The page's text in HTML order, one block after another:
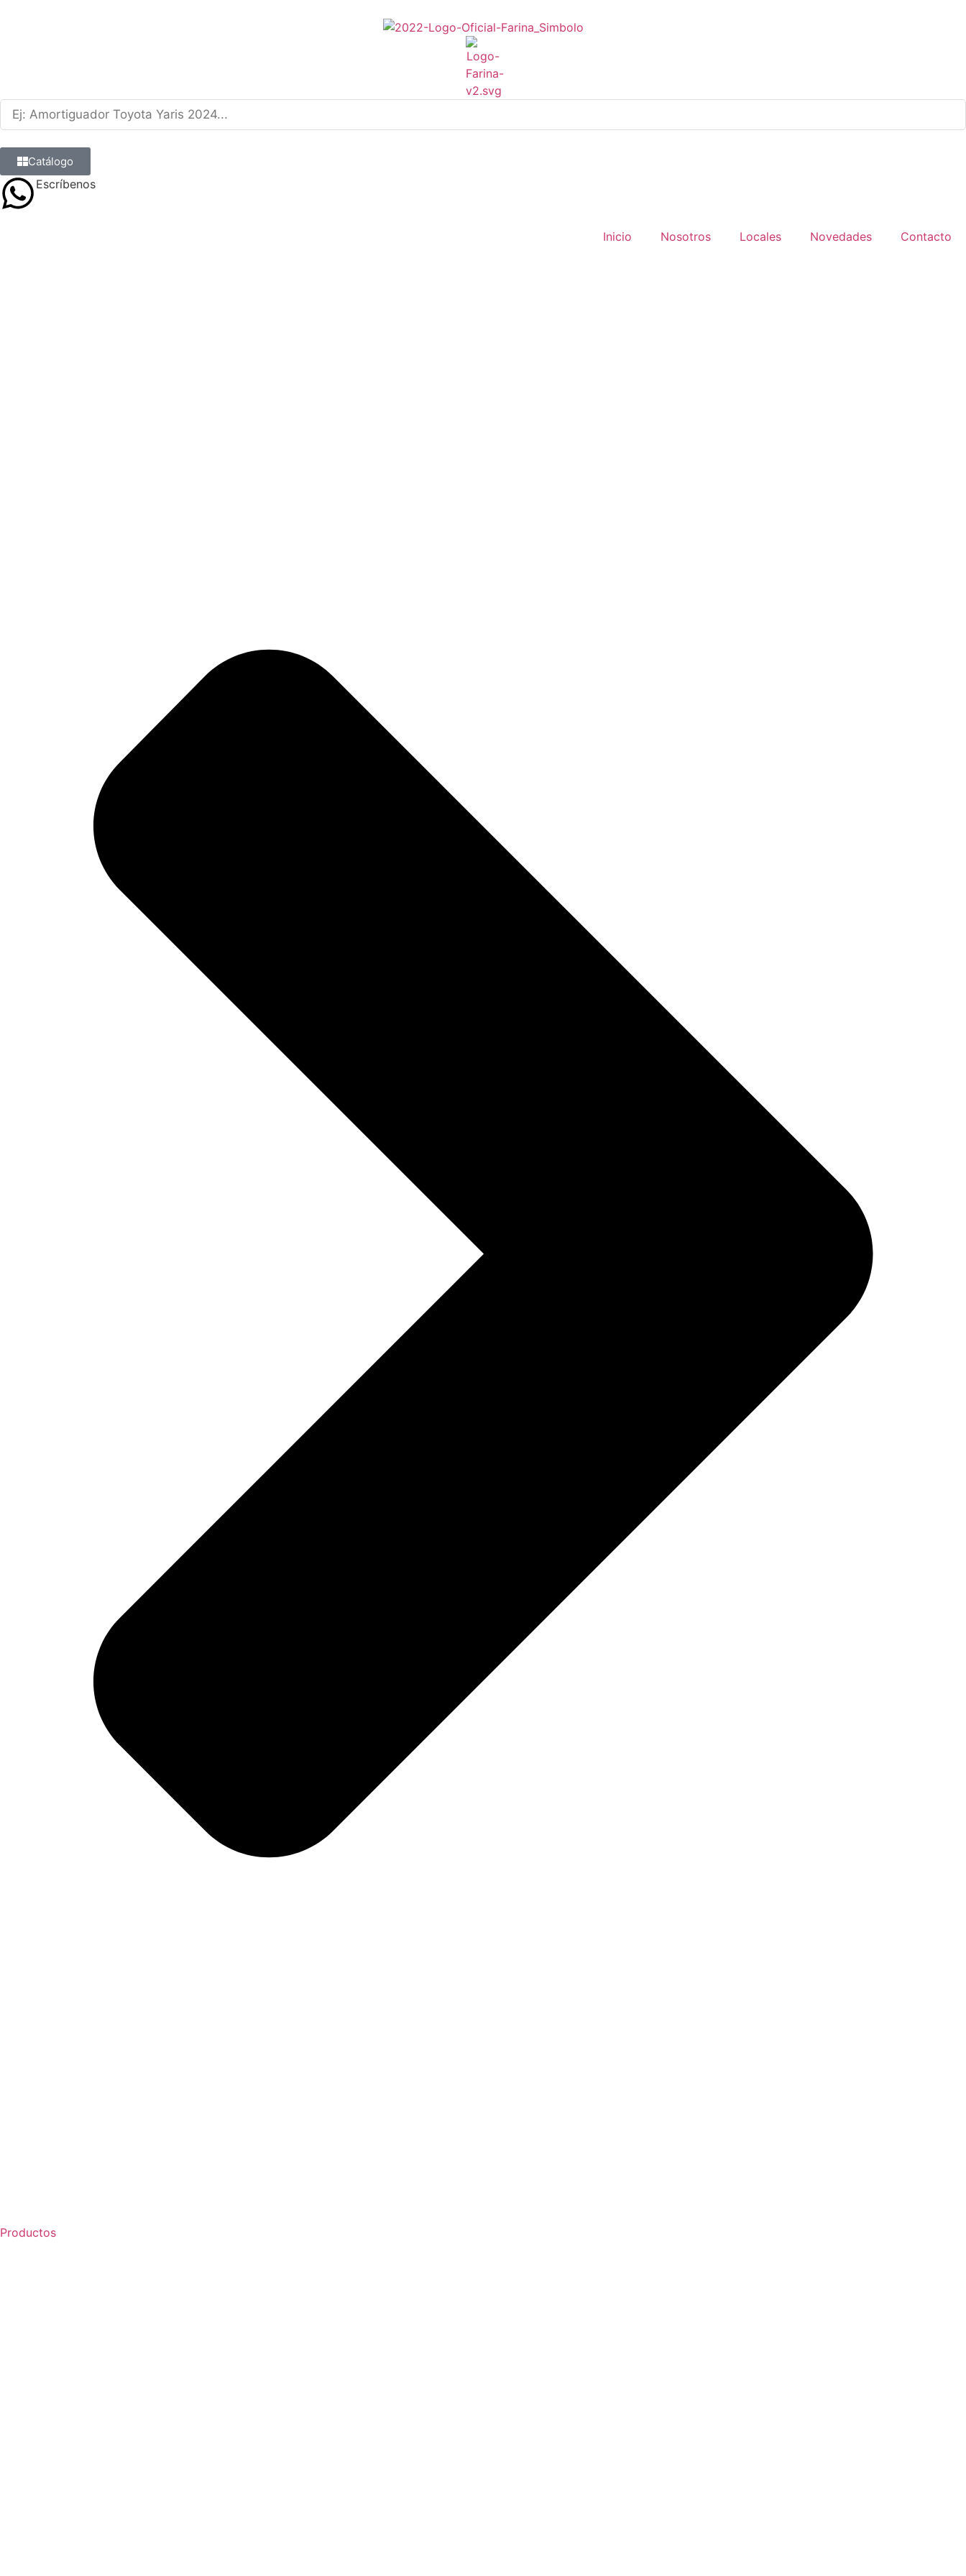
Catálogo
Escríbenos
Inicio
Nosotros Locales Novedades Contacto
Productos